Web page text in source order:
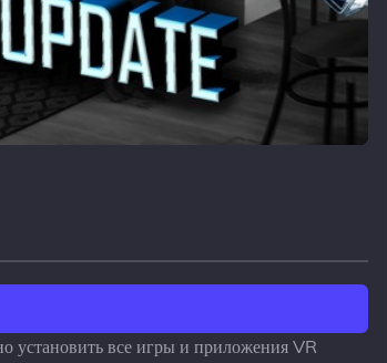
установить все игры и приложения VR